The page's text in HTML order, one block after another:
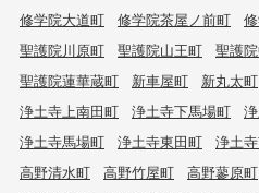
修学院大道町
修学院茶屋ノ前町
聖護院川原町
聖護院山王町 聖護
聖護院蓮華蔵町
新車屋町 新丸太町
浄土寺上南田町
浄土寺下馬場町
浄土寺馬場町
浄土寺東田町 浄土
高野清水町
高野竹屋町 高野蓼原町